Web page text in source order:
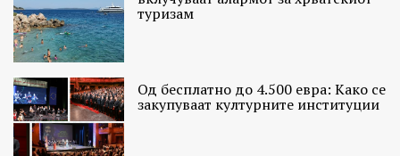
туризам
Од бесплатно до 4.500 евра: Како се
закупуваат културните институции